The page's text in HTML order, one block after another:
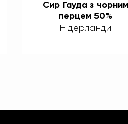
Сир Гауда з чорним
перцем 50%
Нідерланди